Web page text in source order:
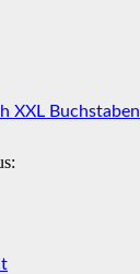
XXL Buchstaben